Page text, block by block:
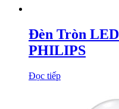
Đèn Tròn
PHILIPS
Đọc tiếp